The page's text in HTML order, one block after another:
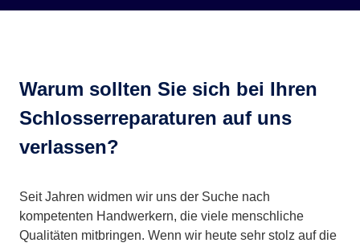
Warum sollten Sie sich bei Ihren
Schlosserreparaturen auf uns
verlassen?
Seit Jahren widmen wir uns der Suche nach
kompetenten Handwerkern, die viele menschliche
Qualitäten mitbringen. Wenn wir heute sehr stolz auf die